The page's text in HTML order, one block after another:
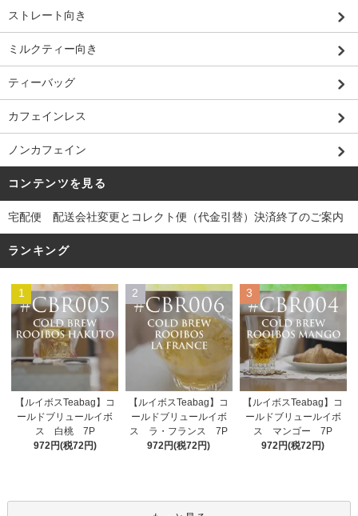
ストレート向き
ミルクティー向き
ティーバッグ
カフェインレス
ノンカフェイン
コンテンツを見る
宅配便 配送会社変更とコレクト便（代金引替）決済終了のご案内
ランキング
1
【ルイボスTeabag】コ
ールドブリュールイボ
ス 白桃 7P
972円(税72円)
2
【ルイボスTeabag】コ
ールドブリュールイボ
ス ラ・フランス 7P
972円(税72円)
3
【ルイボスTeabag】コ
ールドブリュールイボ
ス マンゴー 7P
972円(税72円)